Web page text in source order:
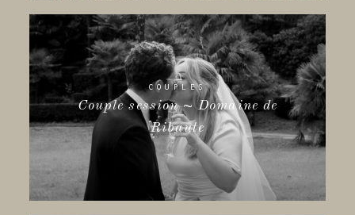
COUPLES
Couple session ~ Domaine de
Ribaute